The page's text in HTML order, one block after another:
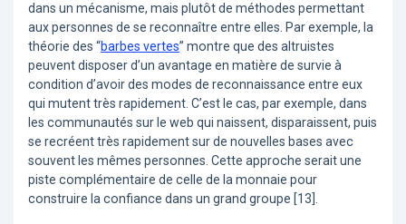
dans un mécanisme, mais plutôt de méthodes permettant
aux personnes de se reconnaître entre elles. Par exemple, la
théorie des “barbes vertes” montre que des altruistes
peuvent disposer d’un avantage en matière de survie à
condition d’avoir des modes de reconnaissance entre eux
qui mutent très rapidement. C’est le cas, par exemple, dans
les communautés sur le web qui naissent, disparaissent, puis
se recréent très rapidement sur de nouvelles bases avec
souvent les mêmes personnes. Cette approche serait une
piste complémentaire de celle de la monnaie pour
construire la confiance dans un grand groupe [13].